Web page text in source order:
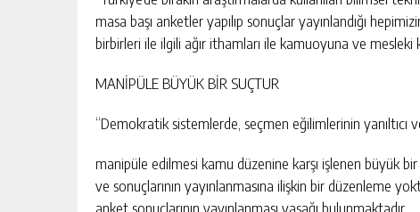
masa başı anketler yapılıp sonuçlar yayınlandığı
birbirleri ile ilgili ağır ithamları ile kamuoyuna ve mesleki
MANİPÜLE BÜYÜK BİR SUÇTUR
“Demokratik sistemlerde, seçmen eğilimlerinin yanıltıcı
manipüle edilmesi kamu düzenine karşı işlenen büyük
ve sonuçlarının yayınlanmasına ilişkin bir düzenleme
anket sonuçlarının yayınlanması yasağı bulunmaktadır.
BAHÇE’DE 2 KATLI BİNA
SATILIK